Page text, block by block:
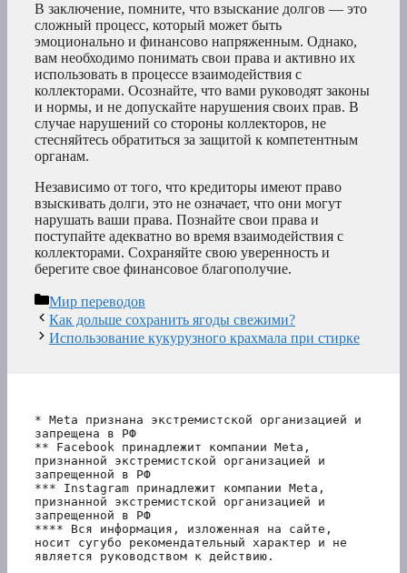
В заключение, помните, что взыскание долгов — это
сложный процесс, который может быть
эмоционально и финансово напряженным. Однако,
вам необходимо понимать свои права и активно их
использовать в процессе взаимодействия с
коллекторами. Осознайте, что вами руководят законы
и нормы, и не допускайте нарушения своих прав. В
случае нарушений со стороны коллекторов, не
стесняйтесь обратиться за защитой к компетентным
органам.
Независимо от того, что кредиторы имеют право
взыскивать долги, это не означает, что они могут
нарушать ваши права. Познайте свои права и
поступайте адекватно во время взаимодействия с
коллекторами. Сохраняйте свою уверенность и
берегите свое финансовое благополучие.
Рубрики
Мир переводов
Как дольше сохранить ягоды свежими?
Использование кукурузного крахмала при стирке
* Meta признана экстремистской организацией и
запрещена в РФ
** Facebook принадлежит компании Meta,
признанной экстремистской организацией и
запрещенной в РФ
*** Instagram принадлежит компании Meta,
признанной экстремистской организацией и
запрещенной в РФ
**** Вся информация, изложенная на сайте,
носит сугубо рекомендательный характер и не
является руководством к действию.